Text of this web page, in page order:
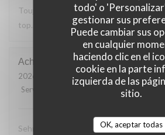
todo' o
gestionar sus
Puede cambiar sus
en cualquier
haciendo clic en el
cookie en la parte
izquierda de las
sitio.
OK, aceptar todas
Toujours Aussi bon avec les produits
top. Lo
Achim
2026-07-24
- 19:30 - Invitados 2
Servicio
Ambiente Menú : /5
Sehr leckeres 3 Gang Menü mit guten